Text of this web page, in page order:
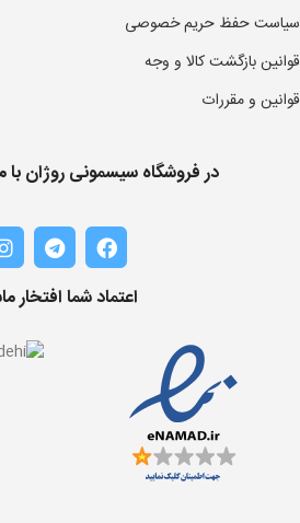
سیاست حفظ حریم خصوصی
قوانین بازگشت کالا و وجه
قوانین و مقررات
در فروشگاه سیسمونی روژان با
اعتماد شما افتخار